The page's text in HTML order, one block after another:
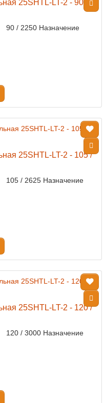
25SHTL-LT-2 - 90 /
/ 2250 Назначение
25SHTL-LT-2 - 105 /
/ 2625 Назначение
25SHTL-LT-2 - 120 /
/ 3000 Назначение